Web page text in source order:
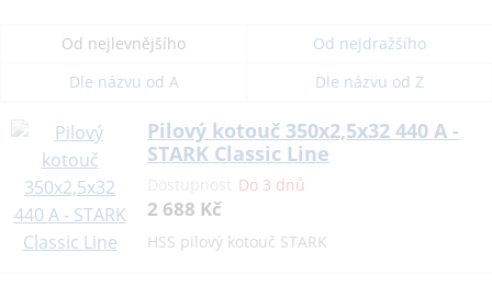
Od nejlevnějšího
Od nejdražšího
Dle názvu od A
Dle názvu od Z
Pilový kotouč 350x2,5x32 440 A -
STARK Classic Line
Do 3 dnů
2 688 Kč
HSS pilový kotouč STARK